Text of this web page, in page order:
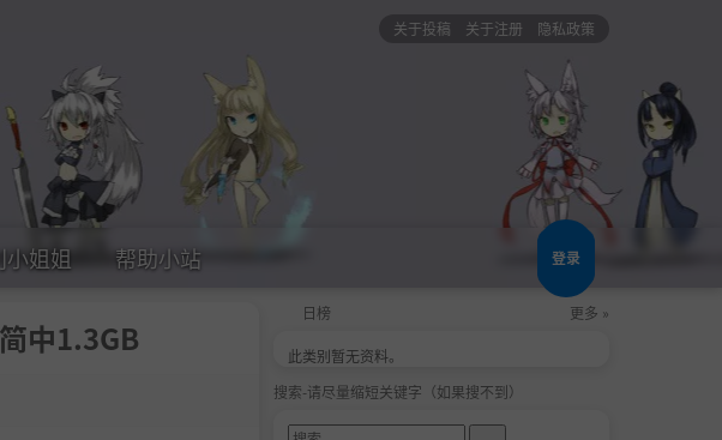
关于投稿 关于注册 隐私政策
小姐姐 帮助小站 登录
中1.3GB
日榜 更多 »
此类别暂无资料。
搜索-请尽量缩短关键字（如果搜不到）